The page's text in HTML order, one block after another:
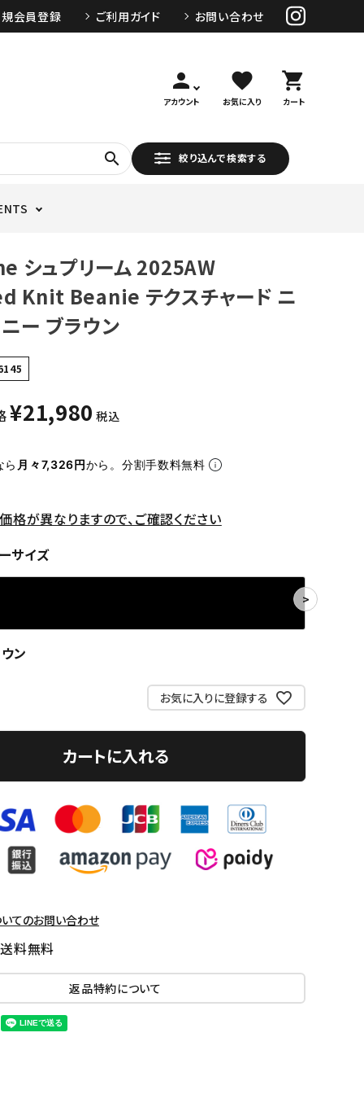
会員登録 ご利用ガイド お問い合わせ
person
アカウント
favorite
お気に入り
shopping_cart
カート
search 絞り込んで検索する
シュプリーム 2025AW
Knit Beanie テクスチャード ニ
ー ブラウン
¥21,980 税込
ら 月々7,326円から。分割手数料無料
格が異なりますので、ご確認ください
サイズ
ン
お気に入りに登録する
カートに入れる
てのお問い合わせ
料無料
返品特約について